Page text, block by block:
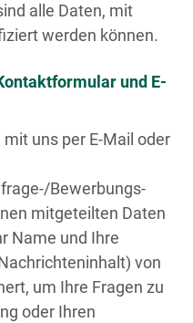
alle Daten, mit
werden können.
und E-
uns per E-Mail oder
Bewerbungs-
mitgeteilten Daten
Name und Ihre
von
um Ihre Fragen zu
oder Ihren